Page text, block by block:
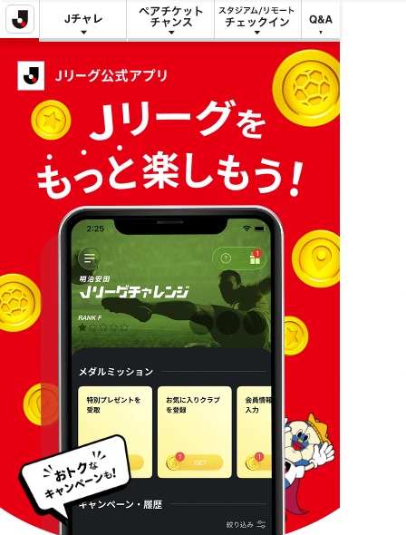
で
できる
こと
Jリーグチャレ
ンジ
明治安田
ペアチケット
チャンス
スタジアム/リ
モート
チェックイン
Q&A